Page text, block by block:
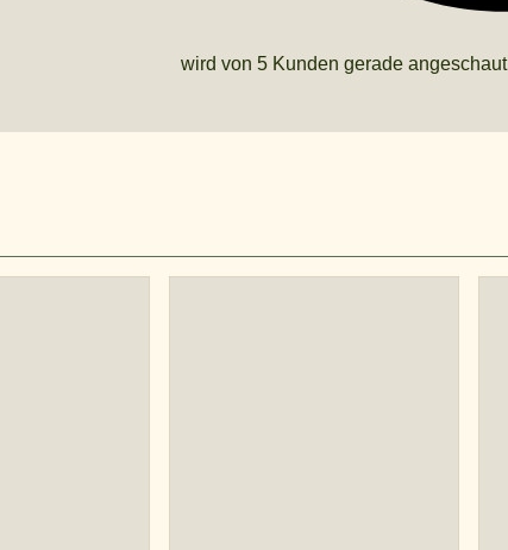
wird von 5 Kunden gerade angeschaut